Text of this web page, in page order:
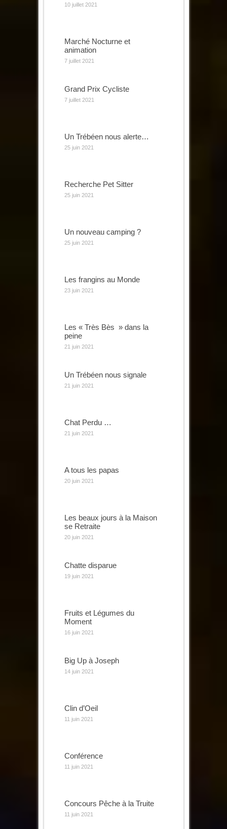
10 juillet 2021
Marché Nocturne et
animation
7 juillet 2021
Grand Prix Cycliste
7 juillet 2021
Un Trébéen nous alerte…
25 juin 2021
Recherche Pet Sitter
25 juin 2021
Un nouveau camping ?
25 juin 2021
Les frangins au Monde
23 juin 2021
Les « Très Bès » dans la
peine
21 juin 2021
Un Trébéen nous signale
21 juin 2021
Chat Perdu …
21 juin 2021
A tous les papas
20 juin 2021
Les beaux jours à la Maison
se Retraite
20 juin 2021
Chatte disparue
19 juin 2021
Fruits et Légumes du
Moment
16 juin 2021
Big Up à Joseph
14 juin 2021
Clin d’Oeil
11 juin 2021
Conférence
11 juin 2021
Concours Pêche à la Truite
11 juin 2021